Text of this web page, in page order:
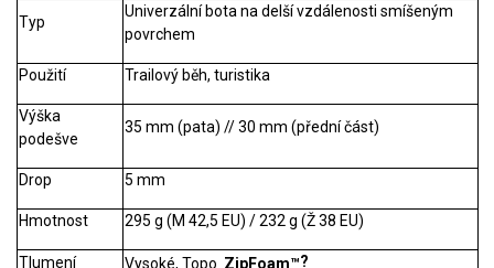
Typ
Univerzální bota na delší vzdálenosti smíšeným
povrchem
Použití Trailový běh, turistika
Výška
podešve
35 mm (pata) // 30 mm (přední část)
Drop 5 mm
Hmotnost 295 g (M 42,5 EU) / 232 g (Ž 38 EU)
Tlumení Vysoké, Topo ZipFoam™?